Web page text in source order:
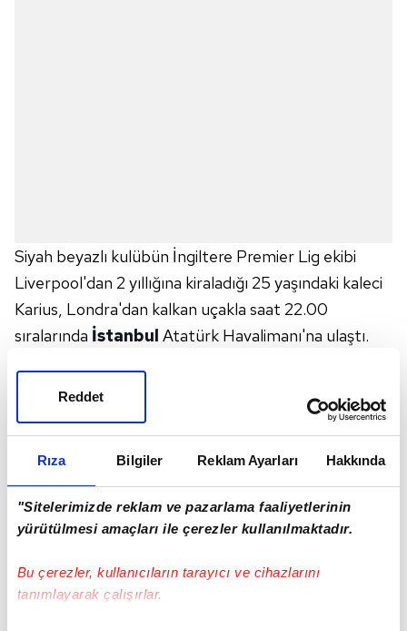
Rıza Bilgiler Reklam Ayarları Hakkında
"Sitelerimizde reklam ve pazarlama faaliyetlerinin
yürütülmesi amaçları ile çerezler kullanılmaktadır.
Bu çerezler, kullanıcıların tarayıcı ve cihazlarını
tanımlayarak çalışırlar.
Reddet
Siyah beyazlı kulübün İngiltere Premier Lig ekibi
Liverpool'dan 2 yıllığına kiraladığı 25 yaşındaki kaleci
Karius, Londra'dan kalkan uçakla saat 22.00
sıralarında İstanbul Atatürk Havalimanı'na ulaştı.
Alman file bekçisine yoğun ilgi gösterdi ve sevgi
gösterilerinde bulundu. Loris Karius kartal hareketi
yaparak siyah beyazlı taraftarlara selam gönderdi.
Loris Karius, özel araç ile havalimanından ayrılarak bu
akşam konaklayacağı otele hareket etti. 25 yaşındaki
sonra takıma katılması bekleniyor.